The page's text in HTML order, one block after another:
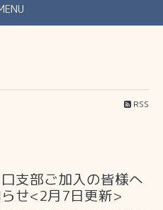
RSS
支部ご加入の皆様へ
せ<2月7日更新>